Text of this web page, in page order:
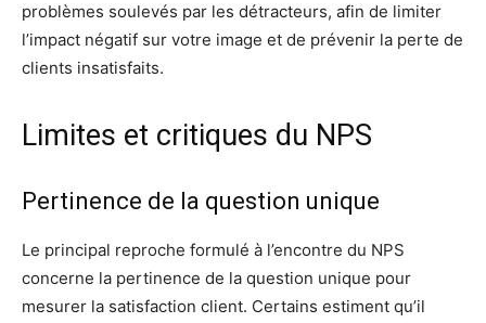
problèmes soulevés par les détracteurs, afin de limiter
l’impact négatif sur votre image et de prévenir la perte de
clients insatisfaits.
Limites et critiques du NPS
Pertinence de la question unique
Le principal reproche formulé à l’encontre du NPS
concerne la pertinence de la question unique pour
mesurer la satisfaction client. Certains estiment qu’il